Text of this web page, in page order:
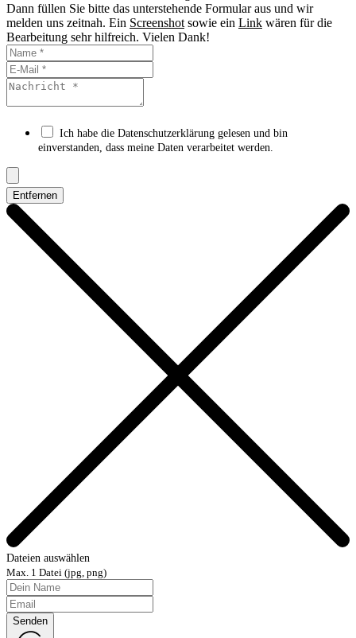
Dann füllen Sie bitte das unterstehende Formular aus und wir
melden uns zeitnah. Ein Screenshot sowie ein Link wären für die
Bearbeitung sehr hilfreich. Vielen Dank!
Ich habe die Datenschutzerklärung gelesen und bin
einverstanden, dass meine Daten verarbeitet werden.
Entfernen
Dateien auswählen
Max. 1 Datei (jpg, png)
Senden